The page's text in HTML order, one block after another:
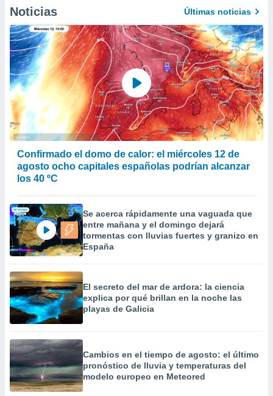
Noticias Últimas noticias
Confirmado el domo de calor: el miércoles 12 de
agosto ocho capitales españolas podrían alcanzar
los 40 ºC
Se acerca rápidamente una vaguada que
entre mañana y el domingo dejará
tormentas con lluvias fuertes y granizo en
España
El secreto del mar de ardora: la ciencia
explica por qué brillan en la noche las
playas de Galicia
Cambios en el tiempo de agosto: el último
pronóstico de lluvia y temperaturas del
modelo europeo en Meteored